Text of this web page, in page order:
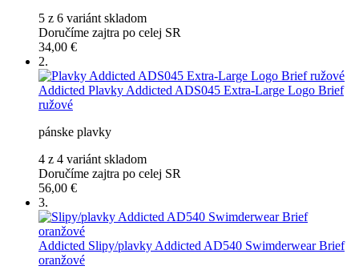
5 z 6 variánt skladom
Doručíme zajtra po celej SR
34,00 €
2.
Addicted Plavky Addicted ADS045 Extra-Large Logo Brief
ružové
pánske plavky
4 z 4 variánt skladom
Doručíme zajtra po celej SR
56,00 €
3.
Addicted Slipy/plavky Addicted AD540 Swimderwear Brief
oranžové